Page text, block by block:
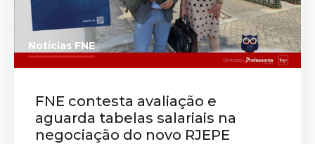
Notícias FNE
FNE contesta avaliação e
aguarda tabelas salariais na
negociação do novo RJEPE